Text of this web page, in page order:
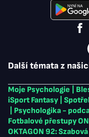
Další témata z
Moje Psychologie
iSport Fantasy
Psychologika -
Fotbalové přestupy
OKTAGON 92: